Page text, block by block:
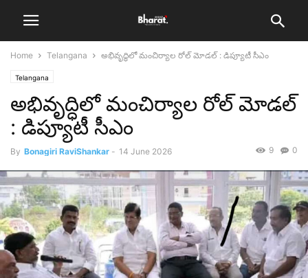
Home Telangana అభివృద్ధిలో మంచిర్యాల రోల్ మోడల్ : డిప్యూటీ సీఎం
Telangana
అభివృద్ధిలో మంచిర్యాల రోల్ మోడల్
: డిప్యూటీ సీఎం
By Bonagiri RaviShankar - 14 June 2026 0
9